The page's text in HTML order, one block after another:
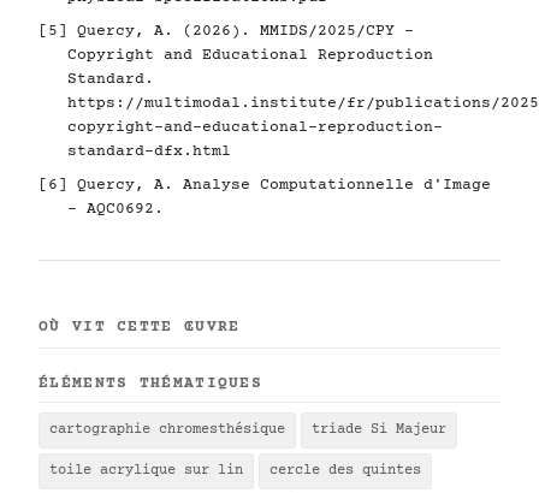
[5]
Quercy, A. (2026). MMIDS/2025/CPY -
Copyright and Educational Reproduction
Standard.
https://multimodal.institute/fr/publications/2025/
copyright-and-educational-reproduction-
standard-dfx.html
[6]
Quercy, A. Analyse Computationnelle d'Image
- AQC0692.
OÙ VIT CETTE ŒUVRE
ÉLÉMENTS THÉMATIQUES
cartographie chromesthésique triade Si Majeur
toile acrylique sur lin cercle des quintes